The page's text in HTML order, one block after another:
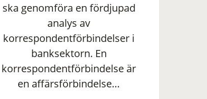
ska genomföra en fördjupad
analys av
korrespondentförbindelser i
banksektorn. En
korrespondentförbindelse är
en affärsförbindelse…